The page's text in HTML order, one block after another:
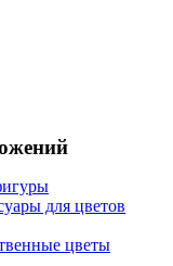
для цветов
цветы